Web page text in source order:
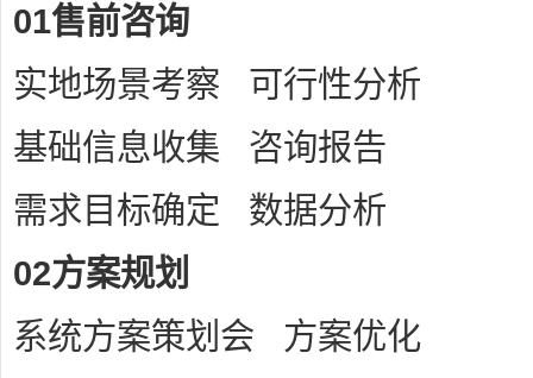
01售前咨询
实地场景考察 可行性分析
基础信息收集 咨询报告
需求目标确定 数据分析
02方案规划
系统方案策划会 方案优化